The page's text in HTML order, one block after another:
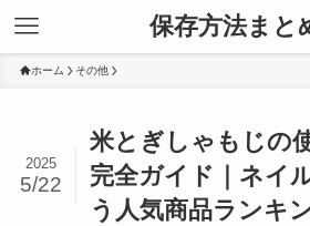
保存方法まと
ホーム その他
米とぎしゃもじの
完全ガイド｜ネイ
う人気商品ランキ
2025
5/22